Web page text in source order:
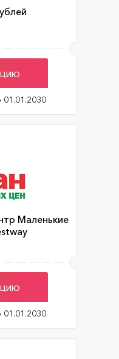
01.01.2030
Маленькие
01.01.2030